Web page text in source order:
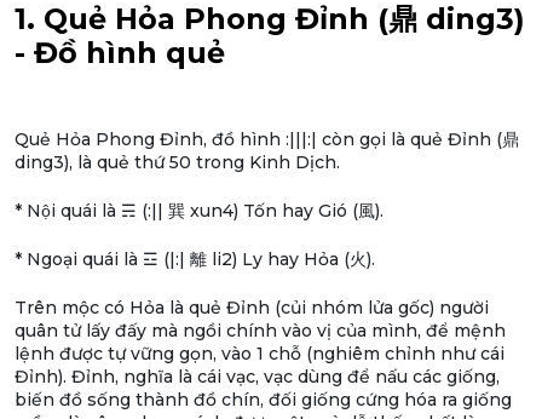
1. Quẻ Hỏa Phong Đỉnh (鼎 ding3)
- Đồ hình quẻ
Quẻ Hỏa Phong Đỉnh, đồ hình :|||:| còn gọi là quẻ Đỉnh (鼎
ding3), là quẻ thứ 50 trong Kinh Dịch.
* Nội quái là ☴ (:|| 巽 xun4) Tốn hay Gió (風).
* Ngoại quái là ☲ (|:| 離 li2) Ly hay Hỏa (火).
Trên mộc có Hỏa là quẻ Đỉnh (củi nhóm lửa gốc) người
quân tử lấy đấy mà ngồi chính vào vị của mình, để mệnh
lệnh được tự vững gọn, vào 1 chỗ (nghiêm chỉnh như cái
Đỉnh). Đỉnh, nghĩa là cái vạc, vạc dùng để nấu các giống,
biến đồ sống thành đồ chín, đối giống cứng hóa ra giống